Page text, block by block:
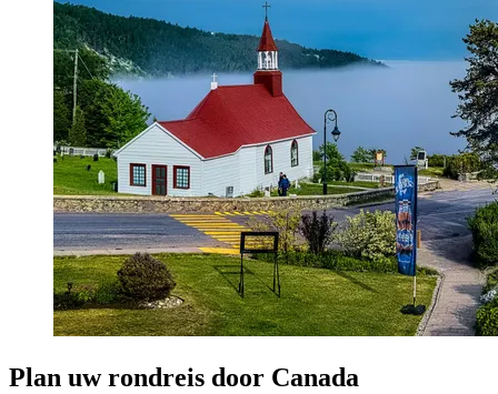
Plan uw rondreis door Canada